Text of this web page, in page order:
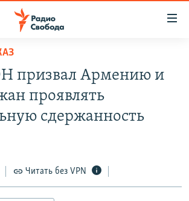
призвал Армению и
проявлять
сдержанность
Читать без VPN